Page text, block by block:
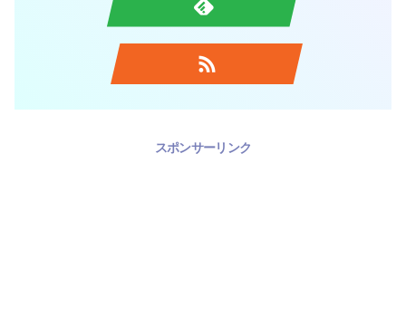
スポンサーリンク